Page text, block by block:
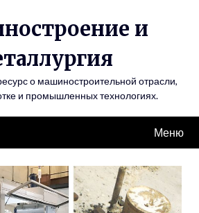
и
о машиностроительной отрасли,
и промышленных технологиях.
Меню